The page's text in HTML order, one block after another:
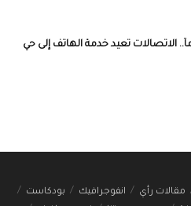
14 عاماً.. الاتصالات تعيد خدمة الهاتف إلى حي
مقالات رأي انفوجرافيك
بودكاست